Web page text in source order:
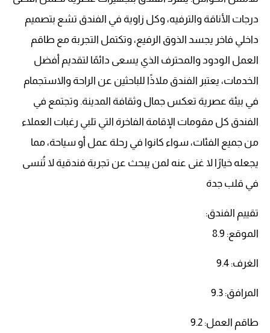
درجات الأناقة والترفيه، وكل زاوية في الفندق تشع بتصميم
داخلي فاخر يجسد الذوق الرفيع، وتكتمل التجربة مع طاقم
العمل الودود والمحترف الذي يسعى دائمًا لتقديم أفضل
الخدمات، يعتبر الفندق ملاذًا للباحثين عن الراحة والاستجمام
في بيئة عصرية تعكس جمال وثقافة المدينة. وتجتمع في
الفندق كل مقومات الإقامة الفاخرة التي تلبي رغبات العملاء
من جميع الفئات، سواء كانوا في رحلة عمل أو سياحة، مما
يجعله خيارًا لا غنى عنه لمن يبحث عن تجربة فندقية لا تُنسى
في قلب جدة
تقييم الفندق:
الموقع: 8.9
الغرف: 9.4
المرافق: 9.3
طاقم العمل: 9.2